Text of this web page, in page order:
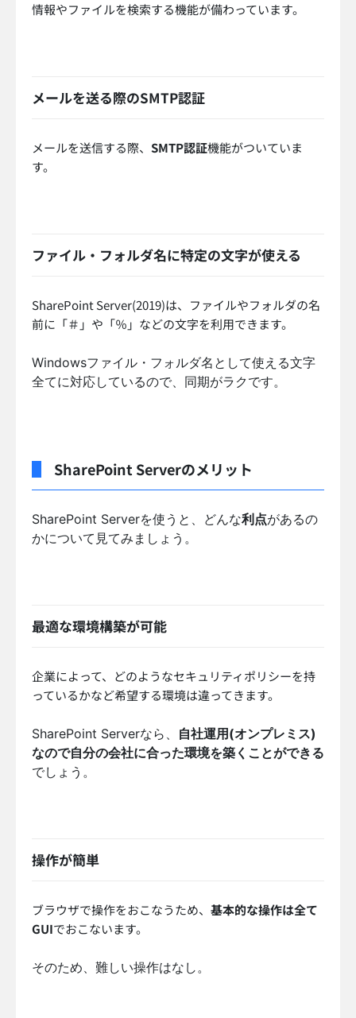
情報やファイルを検索する機能が備わっています。
メールを送る際のSMTP認証
メールを送信する際、 SMTP認証機能がついていま
す。
ファイル・フォルダ名に特定の文字が使える
SharePoint Server(2019)は、ファイルやフォルダの名
前に「＃」や「％」などの文字を利用できます。
Windowsファイル・フォルダ名として使える文字
全てに対応しているので、同期がラクです。
SharePoint Serverのメリット
SharePoint Serverを使うと、どんな利点があるの
かについて見てみましょう。
最適な環境構築が可能
企業によって、どのようなセキュリティポリシーを持
っているかなど希望する環境は違ってきます。
SharePoint Serverなら、 自社運用(オンプレミス)
なので自分の会社に合った環境を築くことができる
でしょう。
操作が簡単
ブラウザで操作をおこなうため、 基本的な操作は全て
GUIでおこないます。
そのため、難しい操作はなし。